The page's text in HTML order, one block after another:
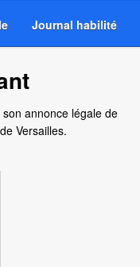
Journal habilité
annonce légale de
Versailles.